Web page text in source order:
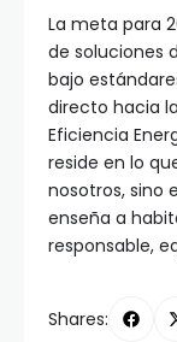
La meta para
de soluciones
bajo
directo hacia
Eficiencia
reside en lo
nosotros, sino
enseña a
responsable,
Shares: